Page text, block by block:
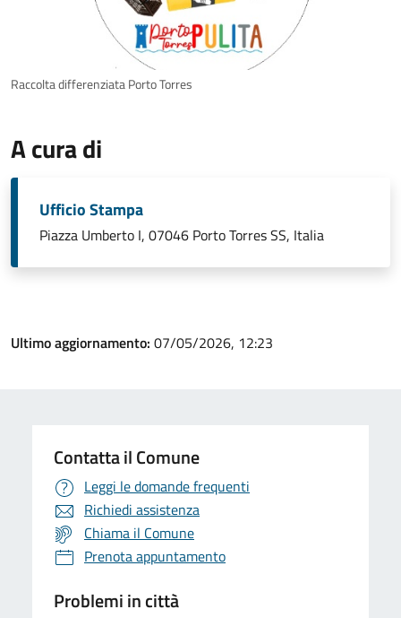
Raccolta differenziata Porto Torres
A cura di
Ufficio Stampa
Piazza Umberto I, 07046 Porto Torres SS, Italia
Ultimo aggiornamento: 07/05/2026, 12:23
Contatta il Comune
Leggi le domande frequenti
Richiedi assistenza
Chiama il Comune
Prenota appuntamento
Problemi in città